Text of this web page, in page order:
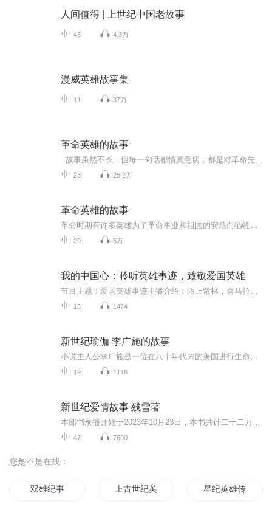
人间值得 | 上世纪中国老故事
43 4.3万
漫威英雄故事集
11 37万
革命英雄的故事
23 25.2万
革命英雄的故事
29 5万
我的中国心：聆听英雄事迹，致敬爱国英雄
15 1474
新世纪瑜伽 李广施的故事
19 1116
新世纪爱情故事 残雪著
47 7600
您是不是在找：
双雄纪事 上古世纪英雄纪元 星纪英雄传说